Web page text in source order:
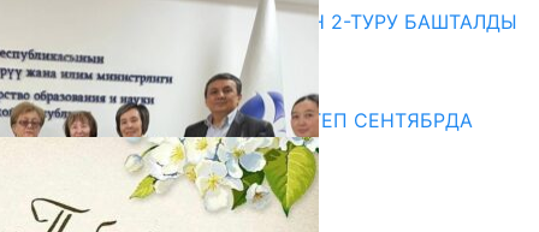
ЖОЖДОРГО КАБЫЛ АЛУУНУН 2-ТУРУ БАШТАЛДЫ
20.07.2026
Медиа
СУЗАКТА 750 ОРУНДУУ МЕКТЕП СЕНТЯБРДА
ПАЙДАЛАНУУГА БЕРИЛЕТ
07.08.2025
Улуу Жеңиштин жандуу сөзү